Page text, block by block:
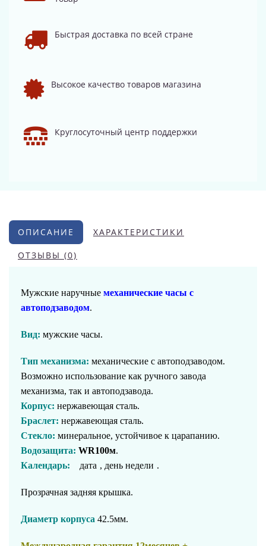
Быстрая доставка по всей стране
Высокое качество товаров магазина
Круглосуточный центр поддержки
ОПИСАНИЕ ХАРАКТЕРИСТИКИ
ОТЗЫВЫ (0)
Мужские наручные механические часы с
автоподзаводом.
Вид: мужские часы.
Тип механизма: механические с автоподзаводом.
Возможно использование как ручного завода
механизма, так и автоподзавода.
Корпус: нержавеющая сталь.
Браслет: нержавеющая сталь.
Стекло: минеральное, устойчивое к царапанию.
Водозащита: WR100м.
Календарь:
дата , день недели .
Прозрачная задняя крышка.
Диаметр корпуса 42.5мм.